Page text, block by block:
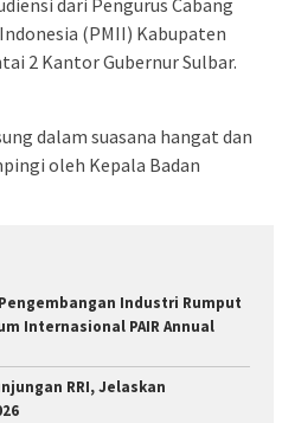
dari Pengurus Cabang
(PMII) Kabupaten
2 Kantor Gubernur Sulbar.
dalam suasana hangat dan
oleh Kepala Badan
Industri Rumput
Internasional PAIR Annual
RRI, Jelaskan